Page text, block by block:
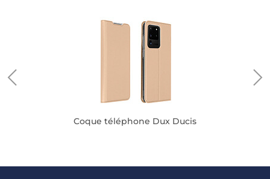
Coque téléphone Dux Ducis